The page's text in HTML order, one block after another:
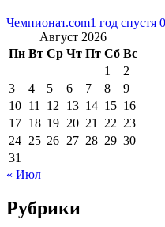
Чемпионат.com1 год спустя 0
Август 2026
Пн Вт Ср Чт Пт Сб Вс
1
2
3
4 5 6 7 8
9
10 11 12 13 14 15 16
17 18 19 20 21 22 23
24 25 26 27 28 29 30
31
« Июл
Рубрики